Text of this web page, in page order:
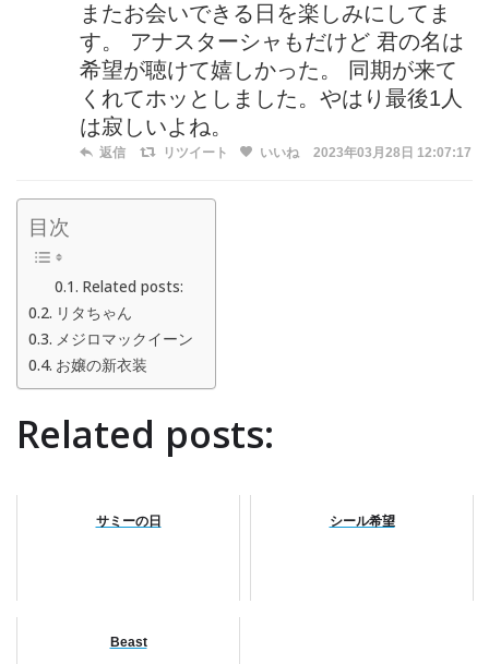
またお会いできる日を楽しみにしてま
す。 アナスターシャもだけど 君の名は
希望が聴けて嬉しかった。 同期が来て
くれてホッとしました。やはり最後1人
は寂しいよね。
返信 リツイート いいね 2023年03月28日 12:07:17
目次
Related posts:
リタちゃん
メジロマックイーン
お嬢の新衣装
Related posts:
サミーの日 シール希望
Beast